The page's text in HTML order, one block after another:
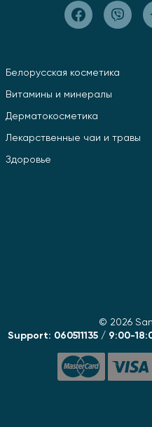
Белорусская косметика
Витамины и минералы
Дерматокосметика
Лекарственные чаи и травы
Здоровье
© 2026
Support: 060511135 / 9:00-